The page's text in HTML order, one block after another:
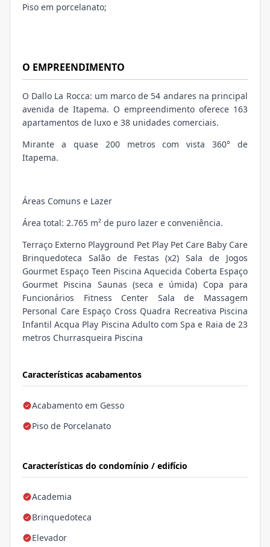
Características acabamentos
Acabamento em Gesso
Piso de Porcelanato
Características do condomínio / edifício
Academia
Brinquedoteca
Elevador
Piso em porcelanato;
O EMPREENDIMENTO
O Dallo La Rocca: um marco de 54 andares na principal
avenida de Itapema. O empreendimento oferece 163
apartamentos de luxo e 38 unidades comerciais.
Mirante a quase 200 metros com vista 360° de
Itapema.
Áreas Comuns e Lazer
Área total: 2.765 m² de puro lazer e conveniência.
Terraço Externo Playground Pet Play Pet Care Baby Care
Brinquedoteca Salão de Festas (x2) Sala de Jogos
Gourmet Espaço Teen Piscina Aquecida Coberta Espaço
Gourmet Piscina Saunas (seca e úmida) Copa para
Funcionários Fitness Center Sala de Massagem
Personal Care Espaço Cross Quadra Recreativa Piscina
Infantil Acqua Play Piscina Adulto com Spa e Raia de 23
metros Churrasqueira Piscina